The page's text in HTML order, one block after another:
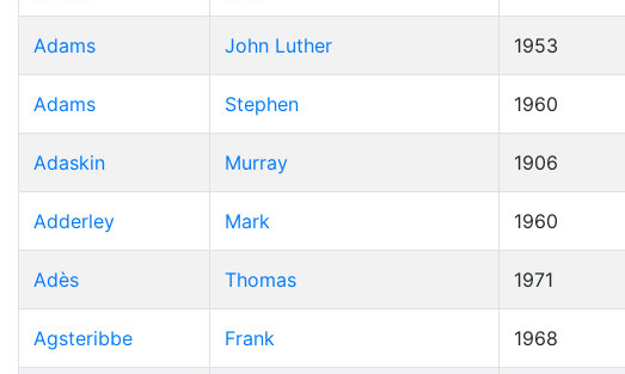
Adams John Luther 1953
Adams Stephen 1960
Adaskin Murray 1906
Adderley Mark 1960
Adès Thomas 1971
Agsteribbe Frank 1968